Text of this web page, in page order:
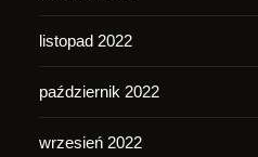
listopad 2022
październik 2022
wrzesień 2022